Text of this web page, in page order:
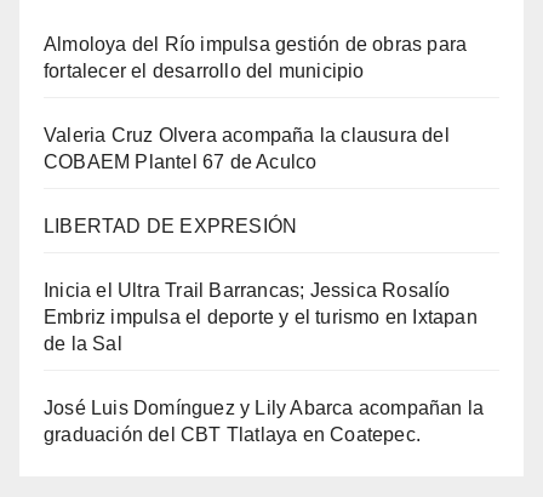
Almoloya del Río impulsa gestión de obras para
fortalecer el desarrollo del municipio
Valeria Cruz Olvera acompaña la clausura del
COBAEM Plantel 67 de Aculco
LIBERTAD DE EXPRESIÓN
Inicia el Ultra Trail Barrancas; Jessica Rosalío
Embriz impulsa el deporte y el turismo en Ixtapan
de la Sal
José Luis Domínguez y Lily Abarca acompañan la
graduación del CBT Tlatlaya en Coatepec.